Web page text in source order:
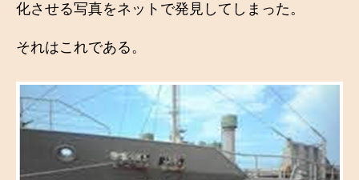
化させる写真をネットで発見してしまった。
それはこれである。